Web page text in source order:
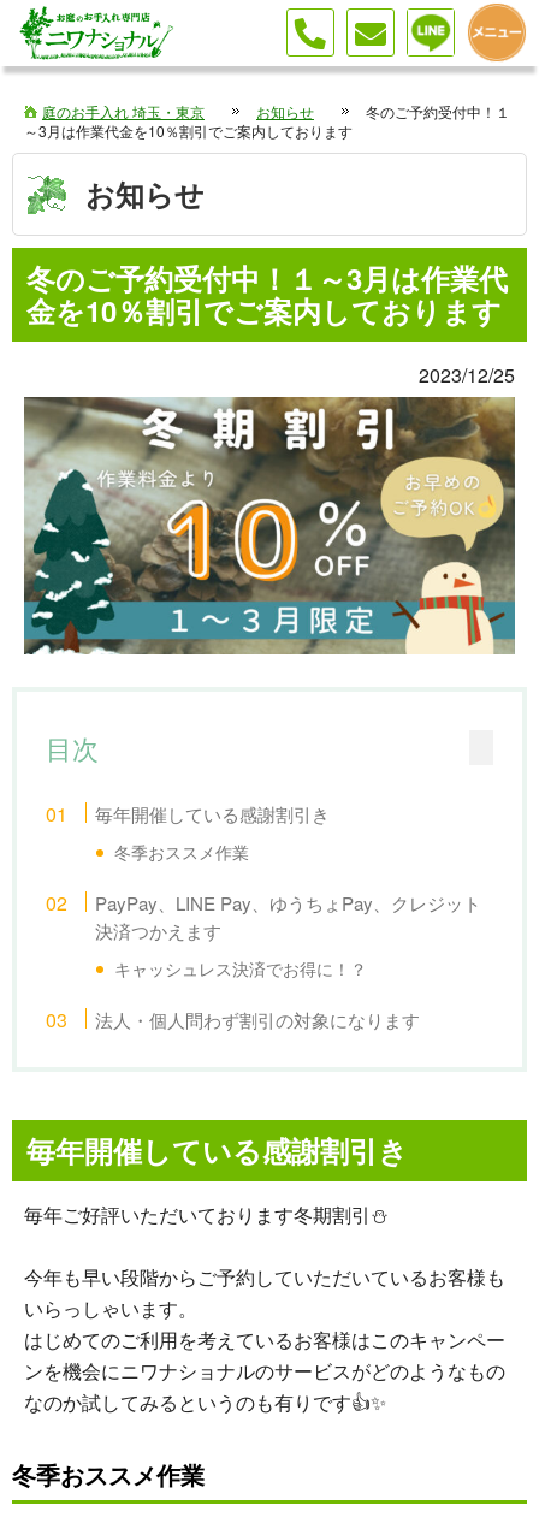
庭のお手入れ 埼玉・東京 お知らせ
冬のご予約受付中！１
～3月は作業代金を10％割引でご案内しております
お知らせ
冬のご予約受付中！１～3月は作業代
金を10％割引でご案内しております
2023/12/25
目次
毎年開催している感謝割引き
冬季おススメ作業
PayPay、LINE Pay、ゆうちょPay、クレジット
決済つかえます
キャッシュレス決済でお得に！？
法人・個人問わず割引の対象になります
毎年開催している感謝割引き
毎年ご好評いただいております冬期割引⛄
今年も早い段階からご予約していただいているお客様も
いらっしゃいます。
はじめてのご利用を考えているお客様はこのキャンペー
ンを機会にニワナショナルのサービスがどのようなもの
なのか試してみるというのも有りです👍✨
冬季おススメ作業